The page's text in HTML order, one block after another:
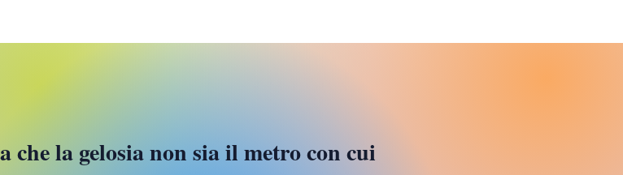
che la gelosia non sia il metro con cui